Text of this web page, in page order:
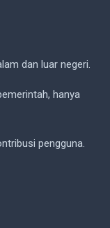
dan luar negeri.
hanya
pengguna.